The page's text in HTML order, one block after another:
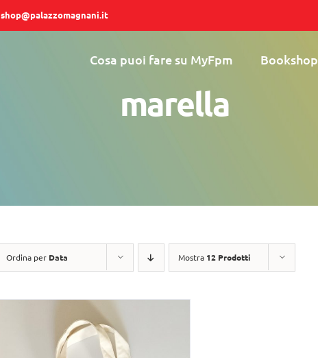
shop@palazzomagnani.it
Cosa puoi fare su MyFpm Bookshop
marella
Ordina per Data Mostra 12 Prodotti